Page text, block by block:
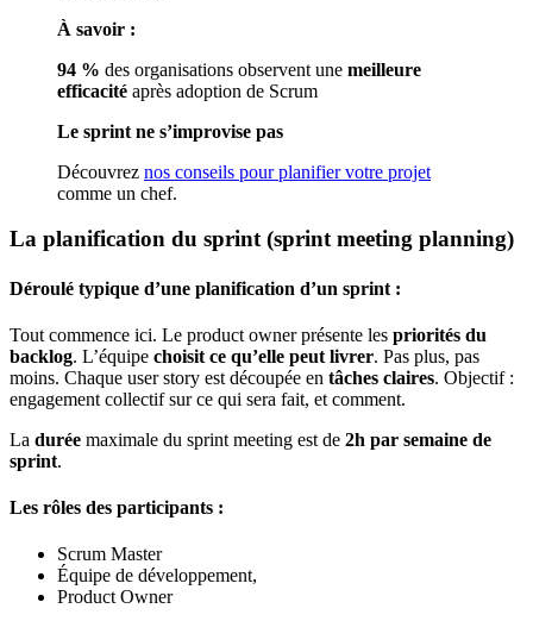
À savoir :
94 % des organisations observent une meilleure
efficacité après adoption de Scrum
Le sprint ne s’improvise pas
Découvrez nos conseils pour planifier votre projet
comme un chef.
La planification du sprint (sprint meeting planning)
Déroulé typique d’une planification d’un sprint :
Tout commence ici. Le product owner présente les priorités du
backlog. L’équipe choisit ce qu’elle peut livrer. Pas plus, pas
moins. Chaque user story est découpée en tâches claires. Objectif :
engagement collectif sur ce qui sera fait, et comment.
La durée maximale du sprint meeting est de 2h par semaine de
sprint.
Les rôles des participants :
Scrum Master
Équipe de développement,
Product Owner